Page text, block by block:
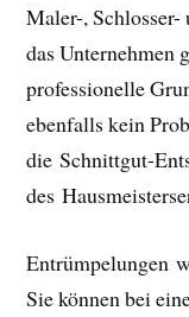
Maler-,
das Unternehmen
professionelle
ebenfalls kein
die Schnittgut-
des
Entrümpelungen
Sie können bei